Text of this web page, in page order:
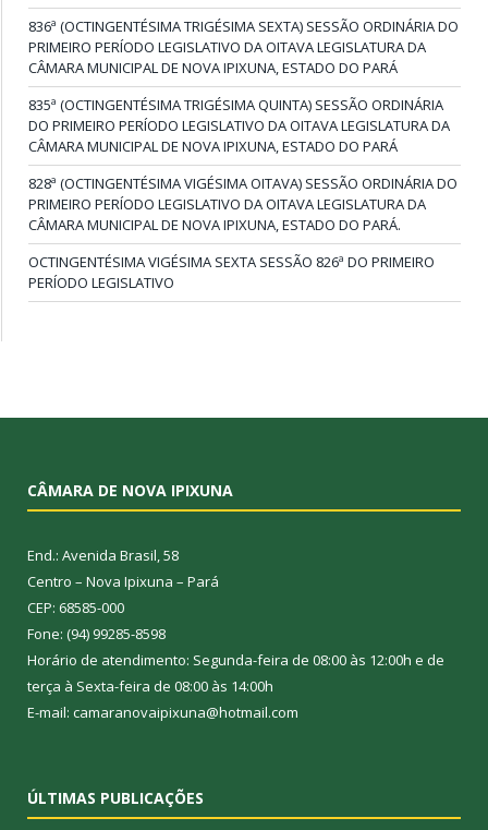
836ª (OCTINGENTÉSIMA TRIGÉSIMA SEXTA) SESSÃO ORDINÁRIA DO
PRIMEIRO PERÍODO LEGISLATIVO DA OITAVA LEGISLATURA DA
CÂMARA MUNICIPAL DE NOVA IPIXUNA, ESTADO DO PARÁ
835ª (OCTINGENTÉSIMA TRIGÉSIMA QUINTA) SESSÃO ORDINÁRIA
DO PRIMEIRO PERÍODO LEGISLATIVO DA OITAVA LEGISLATURA DA
CÂMARA MUNICIPAL DE NOVA IPIXUNA, ESTADO DO PARÁ
828ª (OCTINGENTÉSIMA VIGÉSIMA OITAVA) SESSÃO ORDINÁRIA DO
PRIMEIRO PERÍODO LEGISLATIVO DA OITAVA LEGISLATURA DA
CÂMARA MUNICIPAL DE NOVA IPIXUNA, ESTADO DO PARÁ.
OCTINGENTÉSIMA VIGÉSIMA SEXTA SESSÃO 826ª DO PRIMEIRO
PERÍODO LEGISLATIVO
CÂMARA DE NOVA IPIXUNA
End.: Avenida Brasil, 58
Centro – Nova Ipixuna – Pará
CEP: 68585-000
Fone: (94) 99285-8598
Horário de atendimento: Segunda-feira de 08:00 às 12:00h e de
terça à Sexta-feira de 08:00 às 14:00h
E-mail: camaranovaipixuna@hotmail.com
ÚLTIMAS PUBLICAÇÕES